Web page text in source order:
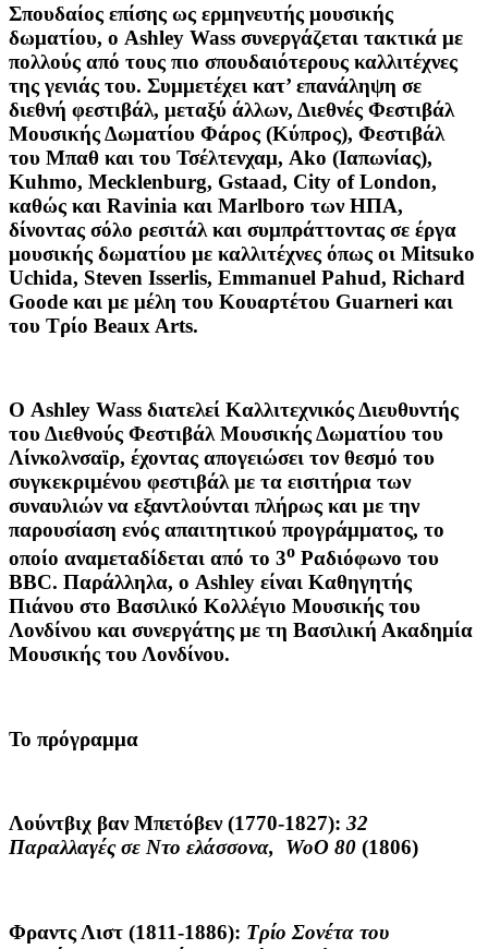
Σπουδαίος επίσης ως ερμηνευτής μουσικής
δωματίου, ο Ashley Wass συνεργάζεται τακτικά με
πολλούς από τους πιο σπουδαιότερους καλλιτέχνες
της γενιάς του. Συμμετέχει κατ’ επανάληψη σε
διεθνή φεστιβάλ, μεταξύ άλλων, Διεθνές Φεστιβάλ
Μουσικής Δωματίου Φάρος (Κύπρος), Φεστιβάλ
του Μπαθ και του Τσέλτενχαμ, Ako (Ιαπωνίας),
Kuhmo, Mecklenburg, Gstaad, City of London,
καθώς και Ravinia και Marlboro των ΗΠΑ,
δίνοντας σόλο ρεσιτάλ και συμπράττοντας σε έργα
μουσικής δωματίου με καλλιτέχνες όπως οι Mitsuko
Uchida, Steven Isserlis, Emmanuel Pahud, Richard
Goode και με μέλη του Κουαρτέτου Guarneri και
του Τρίο Beaux Arts.
Ο Ashley Wass διατελεί Καλλιτεχνικός Διευθυντής
του Διεθνούς Φεστιβάλ Μουσικής Δωματίου του
Λίνκολνσαϊρ, έχοντας απογειώσει τον θεσμό του
συγκεκριμένου φεστιβάλ με τα εισιτήρια των
συναυλιών να εξαντλούνται πλήρως και με την
παρουσίαση ενός απαιτητικού προγράμματος, το
οποίο αναμεταδίδεται από το 3ο Ραδιόφωνο του
BBC. Παράλληλα, ο Ashley είναι Καθηγητής
Πιάνου στο Βασιλικό Κολλέγιο Μουσικής του
Λονδίνου και συνεργάτης με τη Βασιλική Ακαδημία
Μουσικής του Λονδίνου.
Το πρόγραμμα
Λούντβιχ βαν Μπετόβεν(1770-1827): 32
Παραλλαγές σε Ντο ελάσσονα, WoO 80 (1806)
Φραντς Λιστ (1811-1886): Τρίο Σονέτα του